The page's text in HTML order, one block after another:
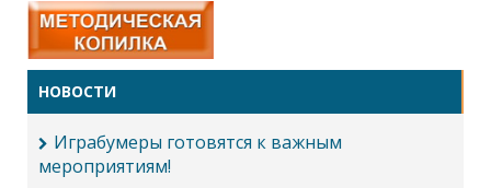
НОВОСТИ
Играбумеры готовятся к важным
мероприятиям!